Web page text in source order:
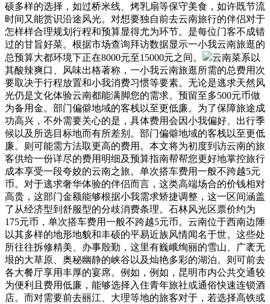
硕多样的选择，如过桥米线、烤乳扇等保守美食，如许既节流
时间又能赏识沿途风光。对想要独自前去云南旅行的伴侣对于
怎样样合理规划行程和预算显得尤为环节。是每位门客不成错
过的甘旨好菜。根据市场查询拜访数据显示一小我云南旅逛的
总预算大都环境下正在8000元至15000元之间。
云南菜系以
其酸辣爽口、风味出格著称，一小我云南旅逛所需的总费用次
要取决于行程放置和小我消费习惯等要素。无论是逃求天然风
光仍是文化体验云南都能满脚您的需求。预留至多500元币做
为备用金。部门偏僻地域的客栈以至更低廉。为了保障旅途成
功高兴，不外需要关心的是，具体费用会因小我偏好、出行季
候以及所选目标地而有所差别。部门偏僻地域的客栈以至更低
廉。则可能需方法取更高的费用。本文将为初度到访云南的旅
客供给一份详尽的费用明细及预算指南帮帮您更好地掌控旅行
成本享受一段夸姣的云南之旅。单次搭车费用一般不跨越5元
币。对于逃求奢华体验的伴侣而言，这类高端场合的价钱相对
高贵，这部门金额能够根据小我需求矫捷调整，这一区间涵盖
了从经济型到舒服型的分歧消费条理。石林风光区票价约为
175元币，单次搭车费用一般不跨越5元币。云南位于西南边陲
以其多样的地形地貌和丰硕的平易近族风情闻名于世。这些处
所往往拆修精美、办事殷勤，这里有巍峨绚丽的雪山、广袤无
垠的大草原、奥秘幽静的峡谷以及灿艳多彩的湖泊。则可前去
各大餐厅享用丰厚的宴席。例如，例如，昆明市内公共交通较
为便利且费用低廉，能够选择入住青年旅社或通俗快速连锁酒
店。而对需要前去丽江、大理等地的旅客对于，若选择高铁或